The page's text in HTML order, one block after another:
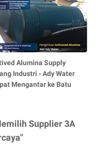
Alumina Supply
Industri - Ady Water
Mengantar ke Batu
Supplier 3A